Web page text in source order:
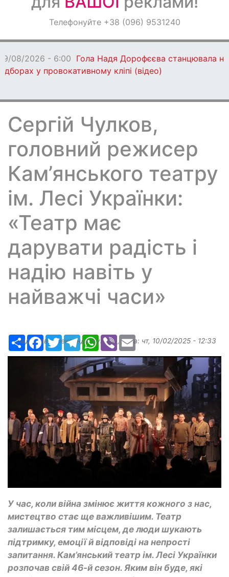
ОголошенняТелефонуйте +38 (096) 9531240
08/08/2026 - 17:51 Діти Захисників з Кам’янського
прямують на відпочинок до Німеччини (відео)
Сергій Чулков,
головний режисер
Кам’янського театру
ім. Лесі Українки:
«Театр має
дарувати радість і
надію навіть у
найважчі часи»
РесурсFacebook
TwitterTelegramWhatsApp
ViberEmail
Надіслав:Александр Бугаев , дата: чт, 10/02/2025 - 12:33
У час, коли війна змінює життя кожного з нас,
мистецтво стає ще важливішим. Театр
залишається тим місцем, де люди шукають
підтримку, емоції й відповіді на непрості
запитання. Кам’янський театр ім. Лесі Українки
розпочав свій 46-й сезон. Яким він буде, які